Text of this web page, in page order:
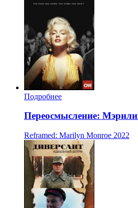
Подробнее
Переосмысление:
Reframed: Marilyn Monroe 2022